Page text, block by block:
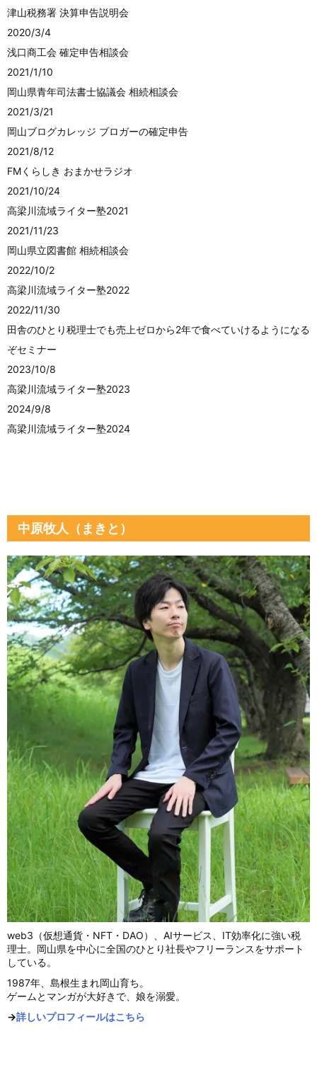
津山税務署 決算申告説明会
2020/3/4
浅口商工会 確定申告相談会
2021/1/10
岡山県青年司法書士協議会 相続相談会
2021/3/21
岡山ブログカレッジ ブロガーの確定申告
2021/8/12
FMくらしき おまかせラジオ
2021/10/24
高梁川流域ライター塾2021
2021/11/23
岡山県立図書館 相続相談会
2022/10/2
高梁川流域ライター塾2022
2022/11/30
田舎のひとり税理士でも売上ゼロから2年で食べていけるようになる
ぞセミナー
2023/10/8
高梁川流域ライター塾2023
2024/9/8
高梁川流域ライター塾2024
中原牧人（まきと）
web3（仮想通貨・NFT・DAO）、AIサービス、IT効率化に強い税
理士。岡山県を中心に全国のひとり社長やフリーランスをサポート
している。
1987年、島根生まれ岡山育ち。
ゲームとマンガが大好きで、娘を溺愛。
→詳しいプロフィールはこちら